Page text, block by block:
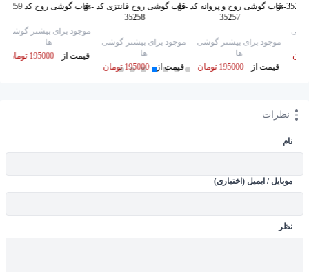
قاب گوشی روح و پروانه کد gs-
35257
موجود برای بیشتر گوشی
ها
قیمت از
195000 تومان
قاب گوشی روح فانتزی کد gs-
35258
موجود برای بیشتر گوشی
ها
قیمت از
195000 تومان
قاب گوشی روح کد gs-35259
موجود برای بیشتر گوشی
ها
قیمت از
195000 تومان
نظرات
نام
موبایل / ایمیل (اختیاری)
نظر